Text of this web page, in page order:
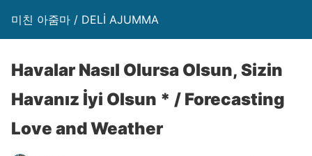
미친 아줌마 / DELİ AJUMMA
Havalar Nasıl Olursa Olsun, Sizin
Havanız İyi Olsun * / Forecasting
Love and Weather